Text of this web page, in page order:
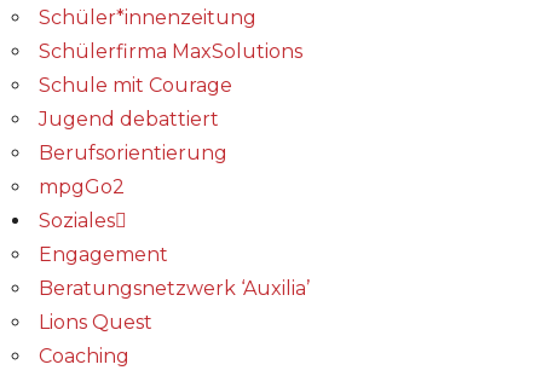
Schüler*innenzeitung
Schülerfirma MaxSolutions
Schule mit Courage
Jugend debattiert
Berufsorientierung
mpgGo2
Soziales
Engagement
Beratungsnetzwerk ‘Auxilia’
Lions Quest
Coaching